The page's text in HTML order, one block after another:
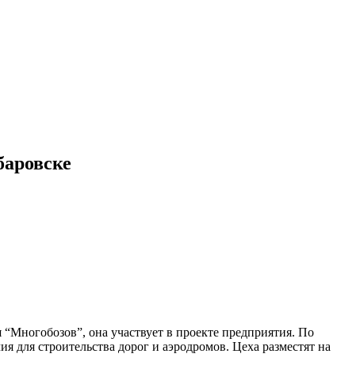
она участвует в проекте предприятия. По
для строительства дорог и аэродромов. Цеха разместят на